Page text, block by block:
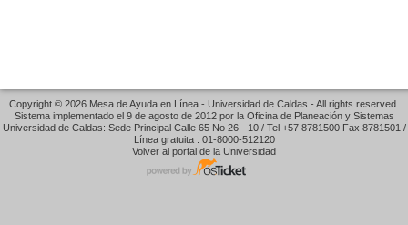
Copyright © 2026 Mesa de Ayuda en Línea - Universidad de Caldas - All rights reserved.
Sistema implementado el 9 de agosto de 2012 por la Oficina de Planeación y Sistemas
Universidad de Caldas: Sede Principal Calle 65 No 26 - 10 / Tel +57 8781500 Fax 8781501 /
Línea gratuita : 01-8000-512120
Volver al portal de la Universidad